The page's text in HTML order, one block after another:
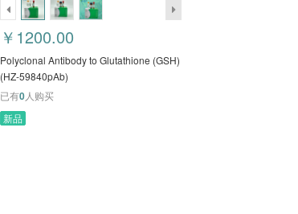
￥1200.00
Polyclonal Antibody to Glutathione (GSH)
(HZ-59840pAb)
已有0人购买
新品